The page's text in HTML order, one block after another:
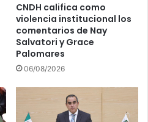
CNDH califica como
violencia institucional los
comentarios de Nay
Salvatori y Grace
Palomares
06/08/2026